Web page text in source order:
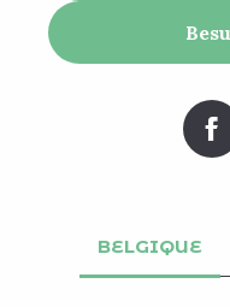
BELGIQUE